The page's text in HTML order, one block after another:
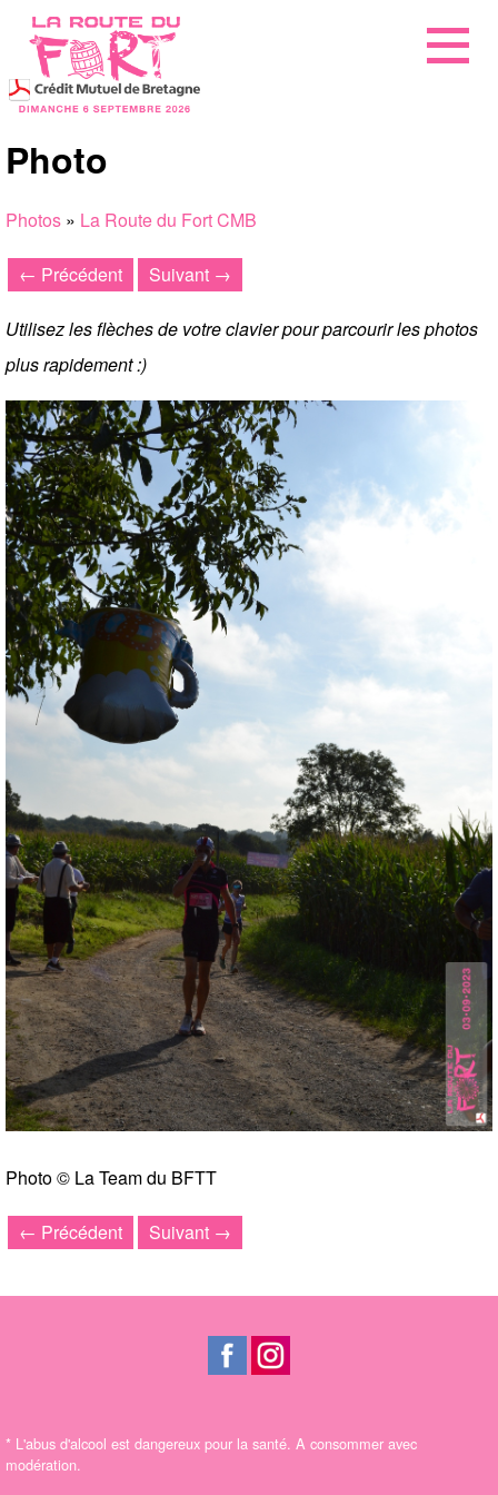
Photo
Photos » La Route du Fort CMB
← Précédent Suivant →
Utilisez les flèches de votre clavier pour parcourir les photos
plus rapidement :)
Photo © La Team du BFTT
← Précédent Suivant →
* L'abus d'alcool est dangereux pour la santé. A consommer avec
modération.